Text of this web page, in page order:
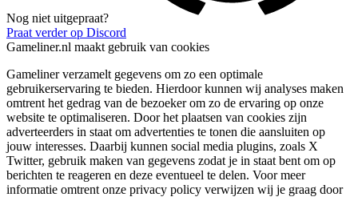
Nog niet uitgepraat?
Praat verder op Discord
Gameliner.nl maakt gebruik van cookies
Gameliner verzamelt gegevens om zo een optimale
gebruikerservaring te bieden. Hierdoor kunnen wij analyses maken
omtrent het gedrag van de bezoeker om zo de ervaring op onze
website te optimaliseren. Door het plaatsen van cookies zijn
adverteerders in staat om advertenties te tonen die aansluiten op
jouw interesses. Daarbij kunnen social media plugins, zoals X
Twitter, gebruik maken van gegevens zodat je in staat bent om op
berichten te reageren en deze eventueel te delen. Voor meer
informatie omtrent onze privacy policy verwijzen wij je graag door